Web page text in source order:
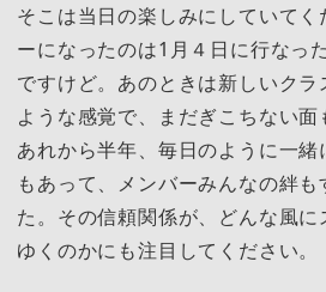
そこは当日の楽しみにしていて
ーになったのは1月４日に行なっ
ですけど。あのときは新しいク
ような感覚で、まだぎこちない面
あれから半年、毎日のように一緒
もあって、メンバーみんなの絆
た。その信頼関係が、どんな風
ゆくのかにも注目してください。